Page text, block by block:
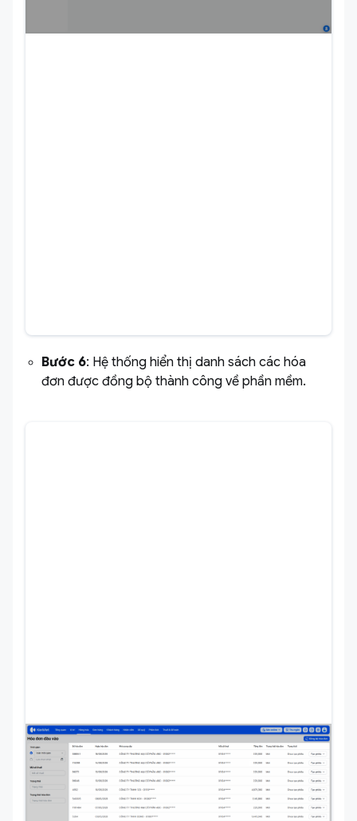
Bước 6: Hệ thống hiển thị danh sách các hóa
đơn được đồng bộ thành công về phần mềm.